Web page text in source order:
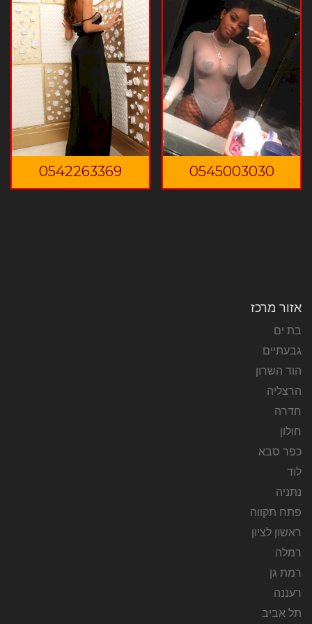
0545003030
0542263369
אזור מרכז
בת ים
גבעתיים
הוד השרון
הרצליה
חדרה
חולון
כפר סבא
לוד
נתניה
פתח תקווה
ראשון לציון
רמלה
רמת גן
רעננה
תל אביב